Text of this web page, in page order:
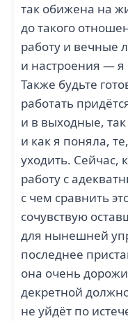
так обижена на
до такого
работу и вечные
и настроения —
Также будьте
работать
и в выходные, так
и как я поняла,
уходить. Сейчас,
работу с
с чем сравнить
сочувствую
для нынешней
последнее
она очень
декретной
не уйдёт по